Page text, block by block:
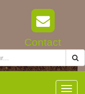
Contact